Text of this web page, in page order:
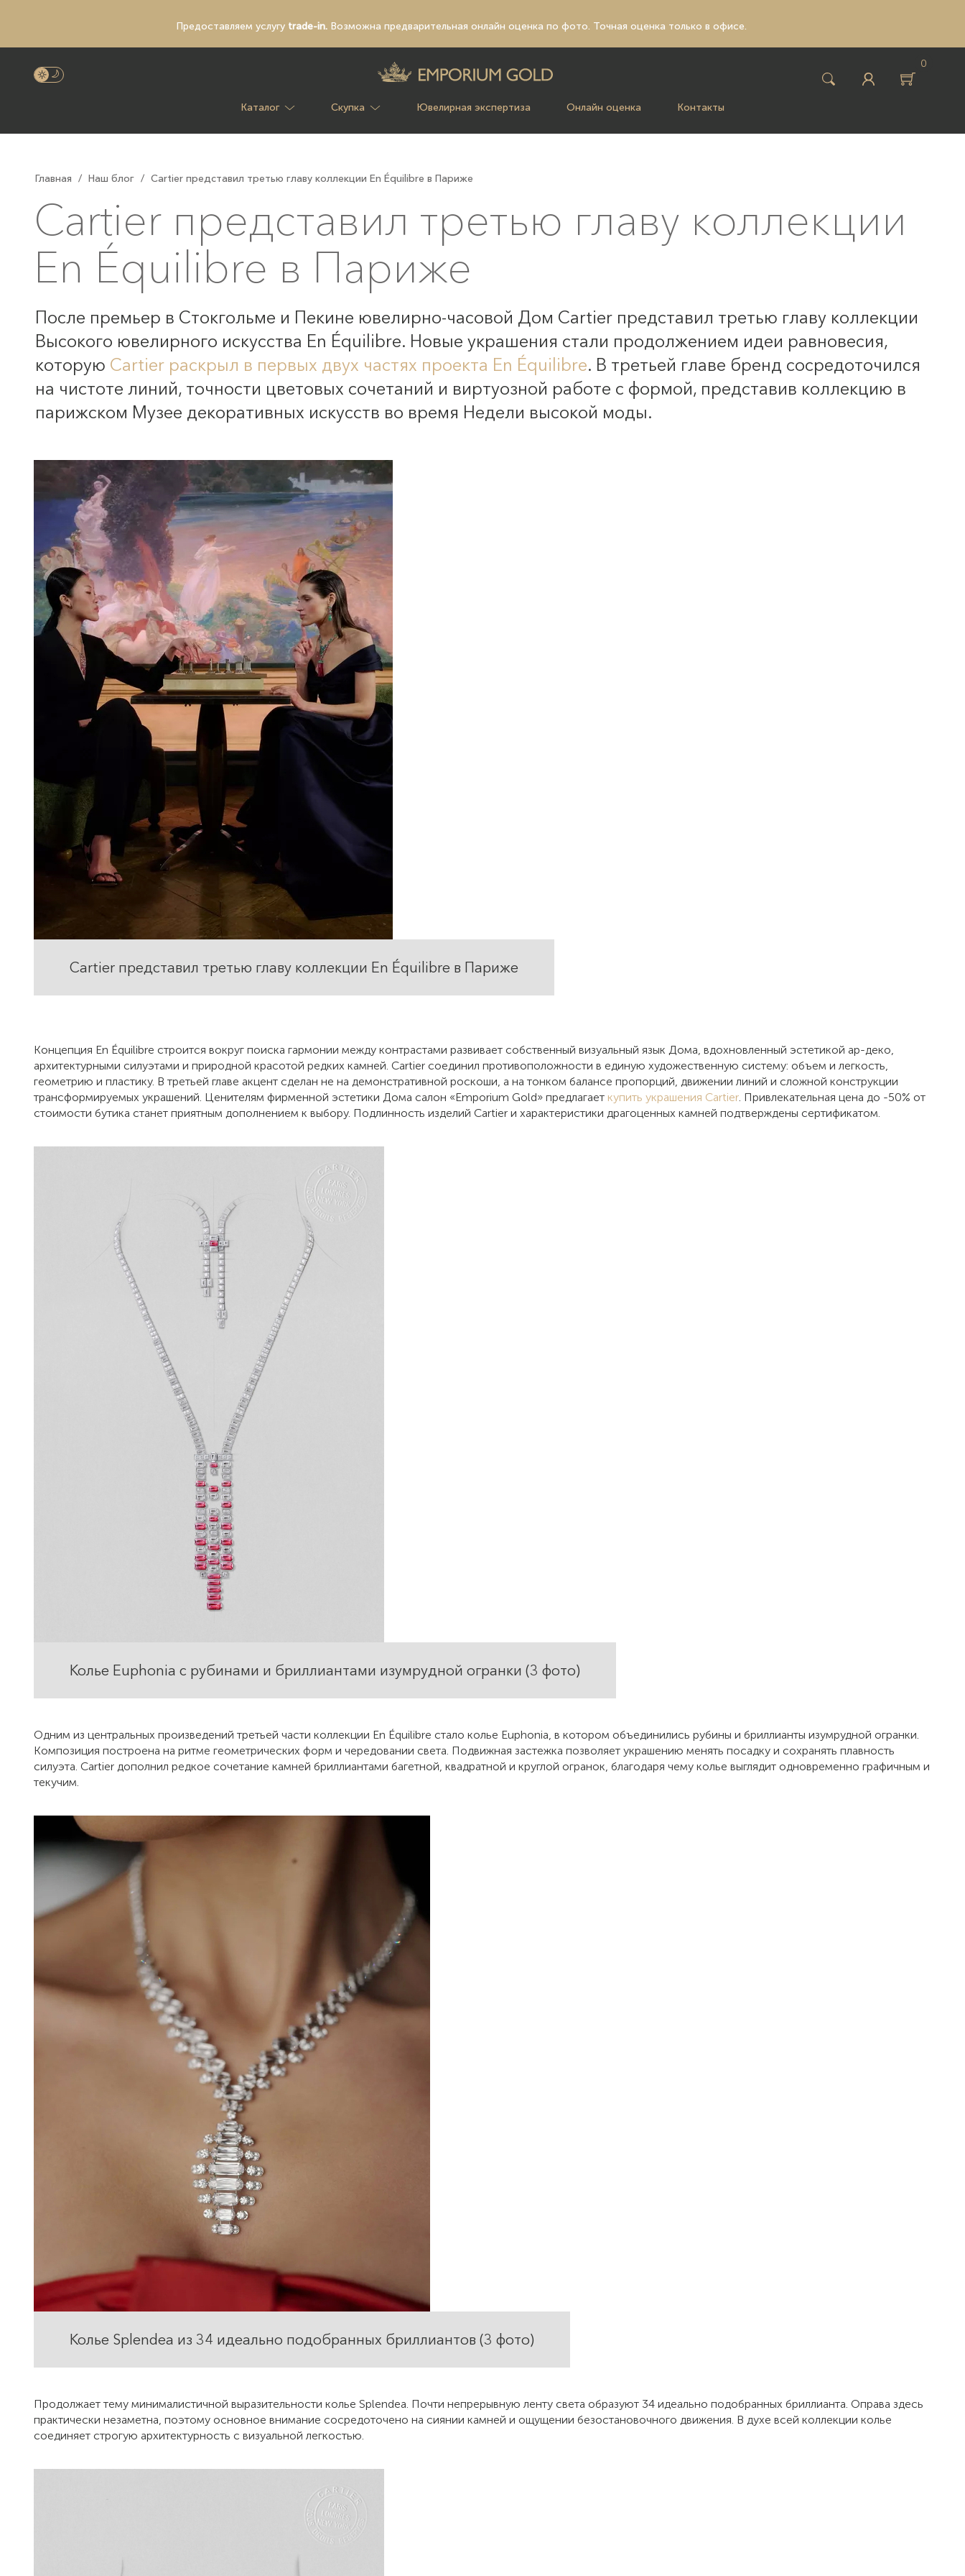
Предоставляем услугу trade-in.Возможна предварительная онлайн оценка по фото. Точная оценка только в офисе.
0
Каталог Скупка Ювелирная экспертиза Онлайн оценка Контакты
Главная / Наш блог / Cartier представил третью главу коллекции En Équilibre в Париже
Cartier представил третью главу коллекции
En Équilibre в Париже
После премьер в Стокгольме и Пекине ювелирно-часовой Дом Cartier представил третью главу коллекции
Высокого ювелирного искусства En Équilibre. Новые украшения стали продолжением идеи равновесия,
которую Cartier раскрыл в первых двух частях проекта En Équilibre. В третьей главе бренд сосредоточился
на чистоте линий, точности цветовых сочетаний и виртуозной работе с формой, представив коллекцию в
парижском Музее декоративных искусств во время Недели высокой моды.
Cartier представил третью главу коллекции En Équilibre в Париже
Концепция En Équilibre строится вокруг поиска гармонии между контрастами развивает собственный визуальный язык Дома, вдохновленный эстетикой ар-деко,
архитектурными силуэтами и природной красотой редких камней. Cartier соединил противоположности в единую художественную систему: объем и легкость,
геометрию и пластику. В третьей главе акцент сделан не на демонстративной роскоши, а на тонком балансе пропорций, движении линий и сложной конструкции
трансформируемых украшений. Ценителям фирменной эстетики Дома салон «Emporium Gold» предлагает купить украшения Cartier. Привлекательная цена до -50% от
стоимости бутика станет приятным дополнением к выбору. Подлинность изделий Cartier и характеристики драгоценных камней подтверждены сертификатом.
Колье Euphonia с рубинами и бриллиантами изумрудной огранки (3 фото)
Одним из центральных произведений третьей части коллекции En Équilibre стало колье Euphonia, в котором объединились рубины и бриллианты изумрудной огранки.
Композиция построена на ритме геометрических форм и чередовании света. Подвижная застежка позволяет украшению менять посадку и сохранять плавность
силуэта. Cartier дополнил редкое сочетание камней бриллиантами багетной, квадратной и круглой огранок, благодаря чему колье выглядит одновременно графичным и
текучим.
Колье Splendea из 34 идеально подобранных бриллиантов (3 фото)
Продолжает тему минималистичной выразительности колье Splendea. Почти непрерывную ленту света образуют 34 идеально подобранных бриллианта. Оправа здесь
практически незаметна, поэтому основное внимание сосредоточено на сиянии камней и ощущении безостановочного движения. В духе всей коллекции колье
соединяет строгую архитектурность с визуальной легкостью.